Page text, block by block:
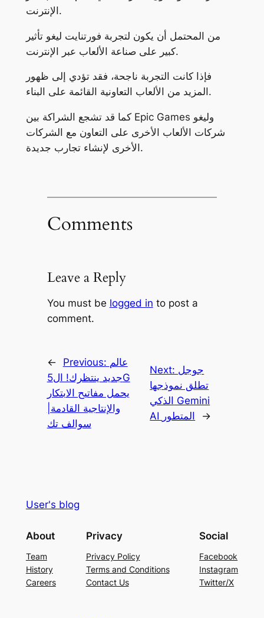
الإنترنت.
من المحتمل أن يكون لتجربة فورتنايت ليغو تأثير
كبير على صناعة الألعاب عبر الإنترنت.
فإذا كانت التجربة ناجحة، فقد تؤدي إلى ظهور
المزيد من الألعاب التعاونية القائمة على البناء.
كما قد تشجع الشراكة بين Epic Games وليغو
شركات الألعاب الأخرى على التعاون مع الشركات
الأخرى لإنشاء تجارب جديدة.
Comments
Leave a Reply
You must be logged in to post a
comment.
← Previous: عالم
جديد ينتظرك! ال5G
يحمل مفاتيح الابتكار
والإنتاجية القادمة|
سوالف تك
Next: جوجل
تطلق نموذجها
الذكي Gemini
AI المتطور
→
User's blog
About
Team
History
Careers
Privacy
Privacy Policy
Terms and Conditions
Contact Us
Social
Facebook
Instagram
Twitter/X